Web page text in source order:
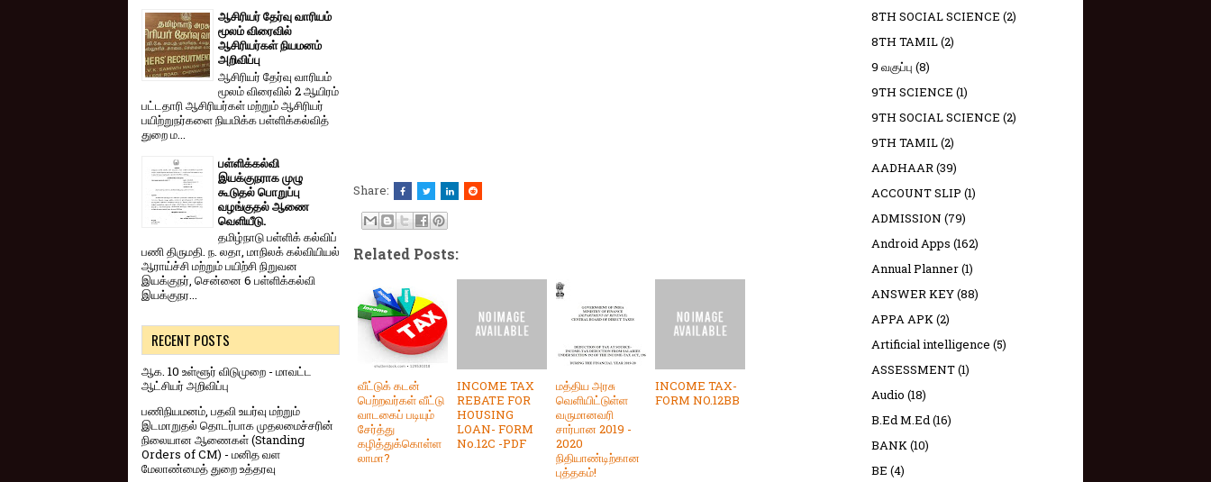
Share:
Related Posts:
வீட்டுக் கடன்
பெற்றவர்கள் வீட்டு
வாடகைப் படியும்
சேர்த்து
கழித்துக்கொள்ள
லாமா?
INCOME TAX
REBATE FOR
HOUSING
LOAN- FORM
No.12C -PDF
மத்திய அரசு
வெளியிட்டுள்ள
வருமானவரி
சார்பான 2019 -
2020
நிதியாண்டிற்கான
புத்தகம்!
INCOME TAX-
FORM NO.12BB
ஆசிரியர் தேர்வு வாரியம்
மூலம் விரைவில்
ஆசிரியர்கள் நியமனம்
அறிவிப்பு
ஆசிரியர் தேர்வு வாரி​யம்
மூலம் விரை​வில் 2 ஆயிரம்
பட்​ட​தாரி ஆசிரியர்​கள் மற்​றும் ஆசிரியர்
பயிற்றுநர்​களை நியமிக்க பள்​ளிக்​கல்​வித்​
துறை ம...
பள்ளிக்கல்வி
இயக்குநராக முழு
கூடுதல் பொறுப்பு
வழங்குதல் ஆணை
வெளியீடு.
தமிழ்நாடு பள்ளிக் கல்விப்
பணி திருமதி. ந. லதா, மாநிலக் கல்வியியல்
ஆராய்ச்சி மற்றும் பயிற்சி நிறுவன
இயக்குநர், சென்னை 6 பள்ளிக்கல்வி
இயக்குநர...
RECENT POSTS
ஆக. 10 உள்ளூர் விடுமுறை - மாவட்ட
ஆட்சியர் அறிவிப்பு
பணிநியமனம், பதவி உயர்வு மற்றும்
இடமாறுதல் தொடர்பாக முதலமைச்சரின்
நிலையான ஆணைகள் (Standing
Orders of CM) - மனித வள
மேலாண்மைத் துறை உத்தரவு
8TH SOCIAL SCIENCE (2)
8TH TAMIL(2)
9 வகுப்பு (8)
9TH SCIENCE (1)
9TH SOCIAL SCIENCE (2)
9TH TAMIL(2)
AADHAAR(39)
ACCOUNT SLIP (1)
ADMISSION (79)
Android Apps (162)
Annual Planner(1)
ANSWER KEY(88)
APPA APK(2)
Artificial intelligence (5)
ASSESSMENT(1)
Audio (18)
B.Ed M.Ed(16)
BANK(10)
BE (4)